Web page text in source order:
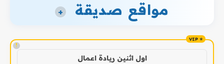
مواقع صديقة +
!
اول اثنين ريادة اعمال